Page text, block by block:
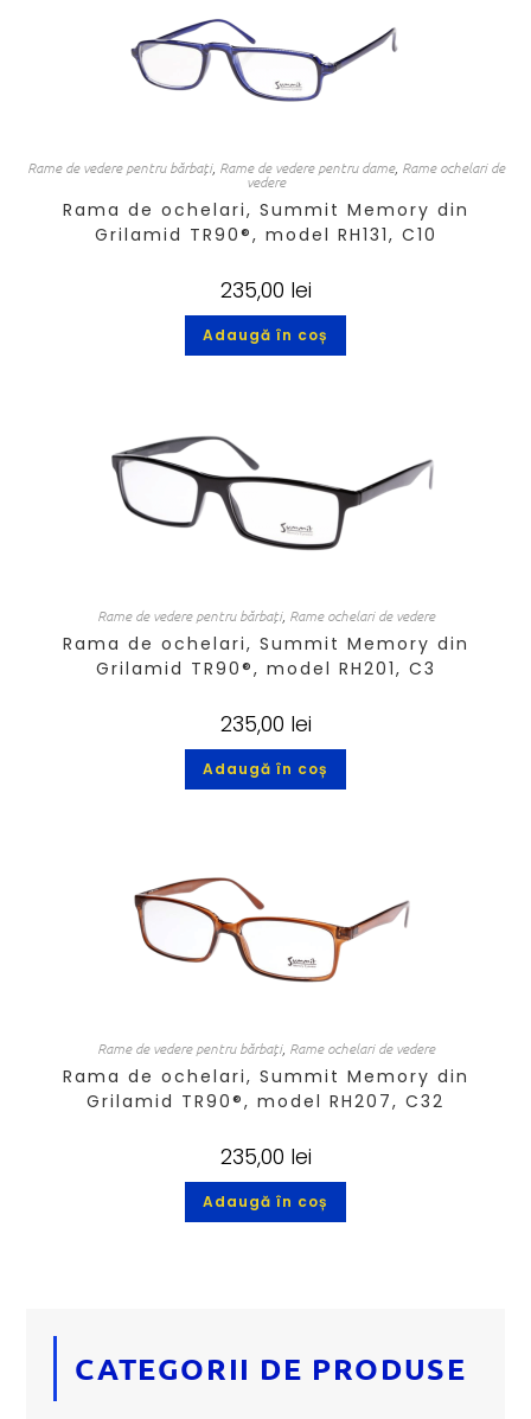
Rame de vedere pentru bărbați, Rame de vedere pentru dame, Rame ochelari de
vedere
Rama de ochelari, Summit Memory din
Grilamid TR90®, model RH131, C10
235,00 lei
Adaugă în coș
Rame de vedere pentru bărbați, Rame ochelari de vedere
Rama de ochelari, Summit Memory din
Grilamid TR90®, model RH201, C3
235,00 lei
Adaugă în coș
Rame de vedere pentru bărbați, Rame ochelari de vedere
Rama de ochelari, Summit Memory din
Grilamid TR90®, model RH207, C32
235,00 lei
Adaugă în coș
CATEGORII DE PRODUSE